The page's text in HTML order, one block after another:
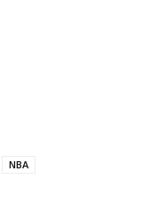
NBA